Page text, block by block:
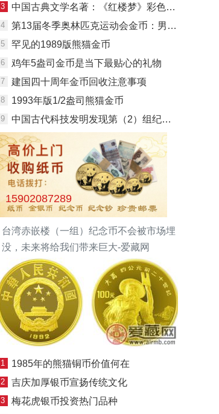
3 中国古典文学名著：《红楼梦》彩色金银纪念币(第3组)1盎司八边形
4 第13届冬季奥林匹克运动会金币：男子滑降（簿
5 罕见的1989版熊猫金币
6 鸡年5盎司金币是当下最贴心的礼物
7 建国四十周年金币回收注意事项
8 1993年版1/2盎司熊猫金币
9 中国古代科技发明发现第（2）组纪念金币：汉代兵马俑
15902087289
台湾赤嵌楼（一组）纪念币不会被市场埋
没，未来将给我们带来巨大-爱藏网
1 1985年的熊猫铜币价值何在
2 吉庆加厚银币宣扬传统文化
3 梅花虎银币投资热门品种